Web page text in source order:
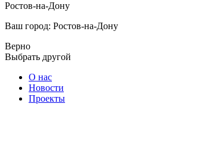
Ростов-на-Дону
Ваш город: Ростов-на-Дону
Верно
Выбрать другой
О нас
Новости
Проекты